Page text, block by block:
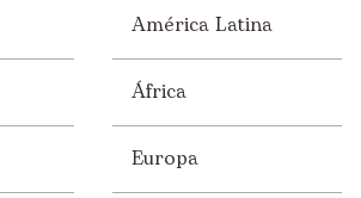
América Latina
África
Europa